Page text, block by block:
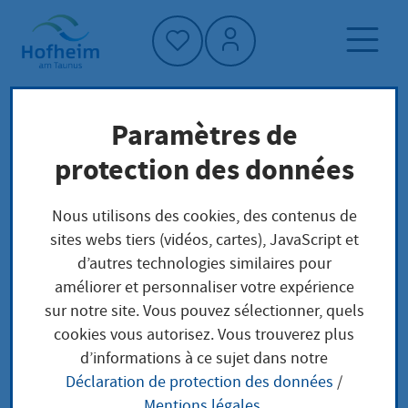
Accueil"
Page d'accueil
Trouver un service
Préoccupations locales
Eintragen eines Berechtigten, um das
Grundbuch zu berichtigen
Eintragen eines
Berechtigten, um das
Paramètres de
protection des données
Nous utilisons des cookies, des contenus de
sites webs tiers (vidéos, cartes), JavaScript et
d’autres technologies similaires pour
améliorer et personnaliser votre expérience
sur notre site. Vous pouvez sélectionner, quels
cookies vous autorisez. Vous trouverez plus
d’informations à ce sujet dans notre
Déclaration de protection des données /